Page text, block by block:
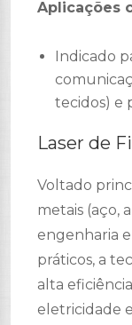
Aplicações
Indicado
tecidos) e
Laser de
Voltado
metais (aço,
engenharia
práticos, a
alta
eletricidade